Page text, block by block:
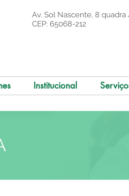
Av. Sol Nascente, 8 quadra
CEP: 65068-212
Institucional